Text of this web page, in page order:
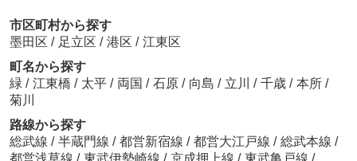
市区町村から探す
墨田区 / 足立区 / 港区 / 江東区
町名から探す
緑 / 江東橋 / 太平 / 両国 / 石原 / 向島 / 立川 / 千歳 / 本所 /
菊川
路線から探す
総武線 / 半蔵門線 / 都営新宿線 / 都営大江戸線 / 総武本線 /